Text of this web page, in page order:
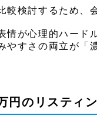
較検討するため、
情が心理的ハード
やすさの両立が「
円のリスティ